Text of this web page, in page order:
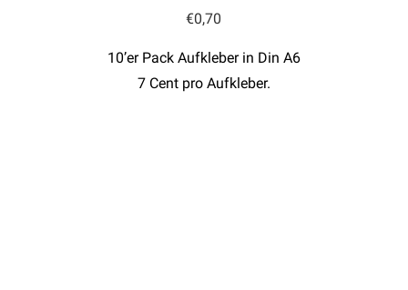
€0,70
10’er Pack Aufkleber in Din A6
7 Cent pro Aufkleber.